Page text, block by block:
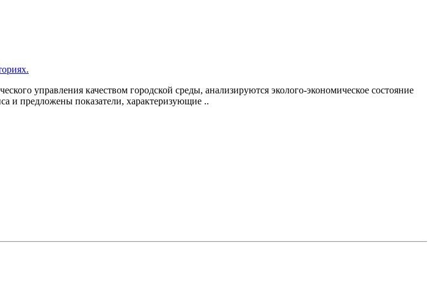
управления качеством городской среды, анализируются эколого-экономическое состояние
и предложены показатели, характеризующие ..